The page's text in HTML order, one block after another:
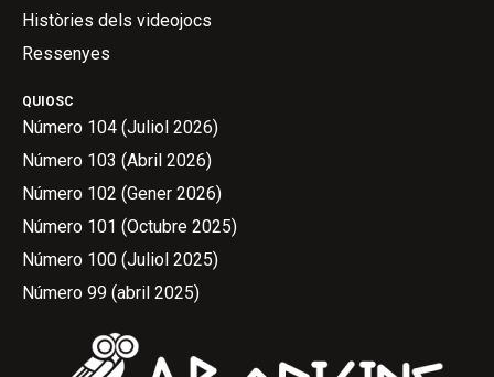
QUIOSC
Número 104 (Juliol 2026)
Número 103 (Abril 2026)
Número 102 (Gener 2026)
Número 101 (Octubre 2025)
Número 100 (Juliol 2025)
Número 99 (abril 2025)
Històries dels videojocs
Ressenyes